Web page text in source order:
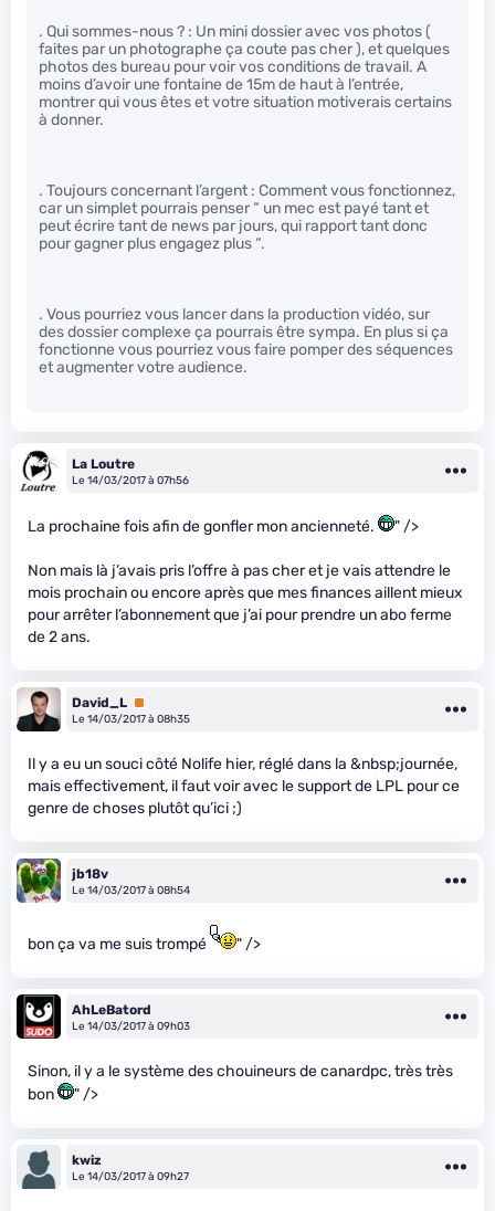
. Qui sommes-nous ? : Un mini dossier avec vos photos (
faites par un photographe ça coute pas cher ), et quelques
photos des bureau pour voir vos conditions de travail. A
moins d’avoir une fontaine de 15m de haut à l’entrée,
montrer qui vous êtes et votre situation motiverais certains
à donner.
. Toujours concernant l’argent : Comment vous fonctionnez,
car un simplet pourrais penser “ un mec est payé tant et
peut écrire tant de news par jours, qui rapport tant donc
pour gagner plus engagez plus “.
. Vous pourriez vous lancer dans la production vidéo, sur
des dossier complexe ça pourrais être sympa. En plus si ça
fonctionne vous pourriez vous faire pomper des séquences
et augmenter votre audience.
La Loutre
Le 14/03/2017 à 07h56
La prochaine fois afin de gonfler mon ancienneté. " />
Non mais là j’avais pris l’offre à pas cher et je vais attendre le
mois prochain ou encore après que mes finances aillent mieux
pour arrêter l’abonnement que j’ai pour prendre un abo ferme
de 2 ans.
David_L Premium
Le 14/03/2017 à 08h35
Il y a eu un souci côté Nolife hier, réglé dans la &nbsp;journée,
mais effectivement, il faut voir avec le support de LPL pour ce
genre de choses plutôt qu’ici ;)
jb18v
Le 14/03/2017 à 08h54
bon ça va me suis trompé " />
AhLeBatord
Le 14/03/2017 à 09h03
Sinon, il y a le système des chouineurs de canardpc, très très
bon
" />
kwiz
Le 14/03/2017 à 09h27